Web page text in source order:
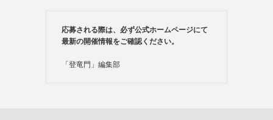
応募される際は、必ず公式ホームページにて
最新の開催情報をご確認ください。
「登竜門」編集部